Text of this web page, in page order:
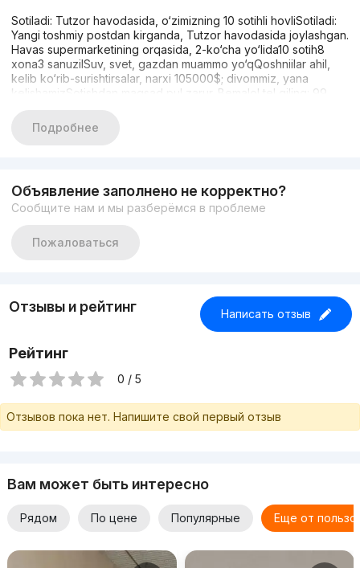
Sotiladi: Tutzor havodasida, o‘zimizning 10 sotihli hovliSotiladi:
Yangi toshmiy postdan kirganda, Tutzor havodasida joylashgan.
Havas supermarketining orqasida, 2-ko‘cha yo‘lida10 sotih8
xona3 sanuzilSuv, svet, gazdan muammo yo‘qQoshniilar ahil,
kelib ko‘rib-surishtirsalar, narxi 105000$; divommiz, yana
kelishamizSotishdan maqsad pul zarur. Bemalol tel qiling: 99
Подробнее
Объявление заполнено не корректно?
Сообщите нам и мы разберёмся в проблеме
Пожаловаться
Отзывы и рейтинг Написать отзыв
Рейтинг
0 / 5
Отзывов пока нет. Напишите свой первый отзыв
Вам может быть интересно
Рядом По цене Популярные Еще от